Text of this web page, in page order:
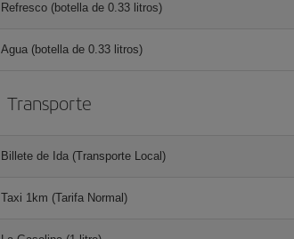
Refresco (botella de 0.33 litros)
Agua (botella de 0.33 litros)
Transporte
Billete de Ida (Transporte Local)
Taxi 1km (Tarifa Normal)